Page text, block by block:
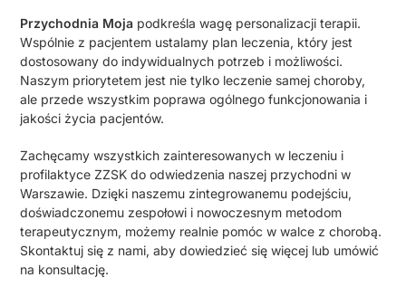
Przychodnia Moja podkreśla wagę personalizacji terapii.
Wspólnie z pacjentem ustalamy plan leczenia, który jest
dostosowany do indywidualnych potrzeb i możliwości.
Naszym priorytetem jest nie tylko leczenie samej choroby,
ale przede wszystkim poprawa ogólnego funkcjonowania i
jakości życia pacjentów.
Zachęcamy wszystkich zainteresowanych w leczeniu i
profilaktyce ZZSK do odwiedzenia naszej przychodni w
Warszawie. Dzięki naszemu zintegrowanemu podejściu,
doświadczonemu zespołowi i nowoczesnym metodom
terapeutycznym, możemy realnie pomóc w walce z chorobą.
Skontaktuj się z nami, aby dowiedzieć się więcej lub umówić
na konsultację.